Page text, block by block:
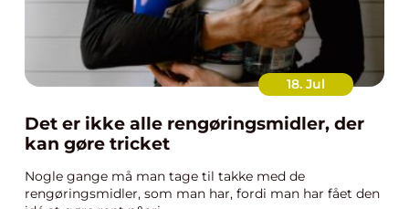
18. Jul
Det er ikke alle rengøringsmidler, der
kan gøre tricket
Nogle gange må man tage til takke med de
rengøringsmidler, som man har, fordi man har fået den